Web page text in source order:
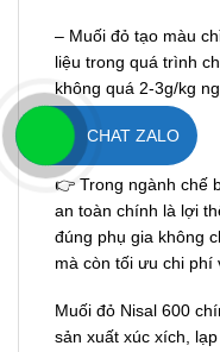
– Muối đỏ tạo màu
liệu trong quá trình
không quá 2-3g/kg
👉 Trong ngành chế
an toàn chính là lợi
đúng phụ gia không
mà còn tối ưu chi phí
Muối đỏ Nisal 600
sản xuất xúc xích,
CHAT ZALO